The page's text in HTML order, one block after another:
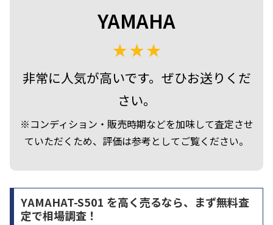
YAMAHA
非常に人気が高いです。ぜひお送りくだ
さい。
※コンディション・販売時期などを加味して査定させ
ていただくため、評価は参考としてご覧ください。
YAMAHAT-S501 を高く売るなら、まず無料査
定で相場調査！